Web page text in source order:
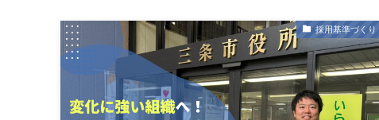
採用基準づくり